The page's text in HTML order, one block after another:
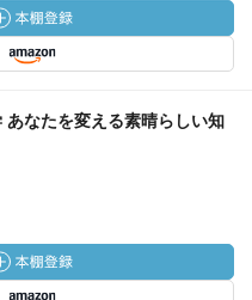
なたを変える素晴らしい知